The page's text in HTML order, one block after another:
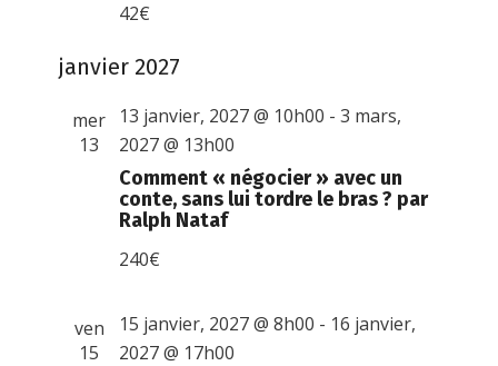
42€
janvier 2027
mer
13
Comment « négocier » avec un
conte, sans lui tordre le bras ? par
Ralph Nataf
13 janvier, 2027 @ 10h00 -3 mars,
2027 @ 13h00
240€
ven
15
15 janvier, 2027 @ 8h00 - 16 janvier,
2027 @ 17h00